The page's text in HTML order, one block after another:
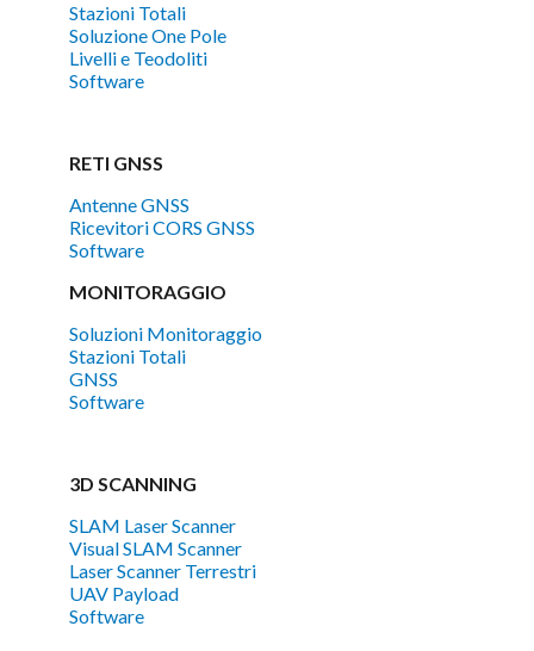
Stazioni Totali
Soluzione One Pole
Livelli e Teodoliti
Software
RETI GNSS
Antenne GNSS
Ricevitori CORS GNSS
Software
MONITORAGGIO
Soluzioni Monitoraggio
Stazioni Totali
GNSS
Software
3D SCANNING
SLAM Laser Scanner
Visual SLAM Scanner
Laser Scanner Terrestri
UAV Payload
Software